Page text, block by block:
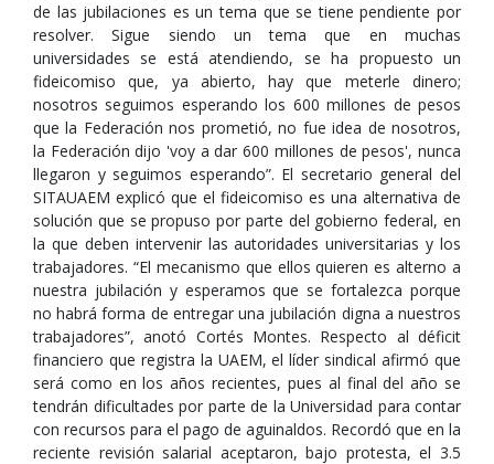
de las jubilaciones es un tema que se tiene pendiente por
resolver. Sigue siendo un tema que en muchas
universidades se está atendiendo, se ha propuesto un
fideicomiso que, ya abierto, hay que meterle dinero;
nosotros seguimos esperando los 600 millones de pesos
que la Federación nos prometió, no fue idea de nosotros,
la Federación dijo 'voy a dar 600 millones de pesos', nunca
llegaron y seguimos esperando”. El secretario general del
SITAUAEM explicó que el fideicomiso es una alternativa de
solución que se propuso por parte del gobierno federal, en
la que deben intervenir las autoridades universitarias y los
trabajadores. “El mecanismo que ellos quieren es alterno a
nuestra jubilación y esperamos que se fortalezca porque
no habrá forma de entregar una jubilación digna a nuestros
trabajadores”, anotó Cortés Montes. Respecto al déficit
financiero que registra la UAEM, el líder sindical afirmó que
será como en los años recientes, pues al final del año se
tendrán dificultades por parte de la Universidad para contar
con recursos para el pago de aguinaldos. Recordó que en la
reciente revisión salarial aceptaron, bajo protesta, el 3.5